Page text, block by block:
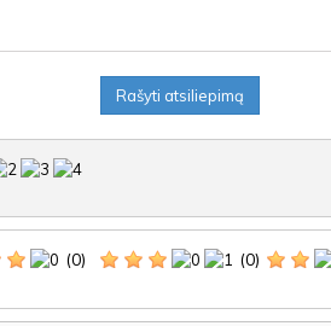
Rašyti atsiliepimą
(0) (0)